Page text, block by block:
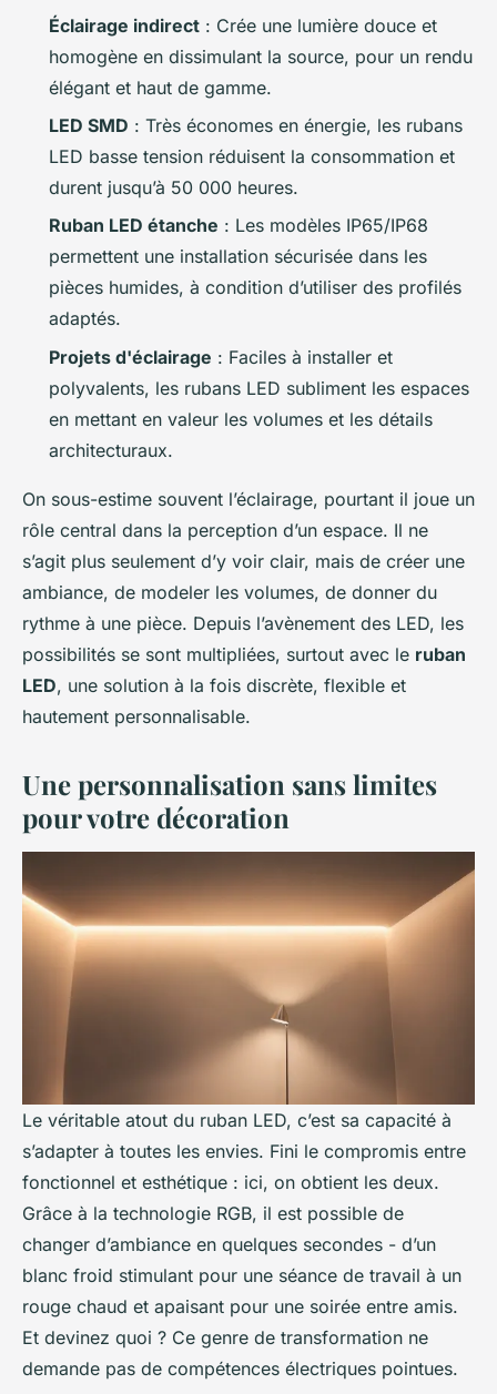
Éclairage indirect : Crée une lumière douce et
homogène en dissimulant la source, pour un rendu
élégant et haut de gamme.
LED SMD : Très économes en énergie, les rubans
LED basse tension réduisent la consommation et
durent jusqu’à 50 000 heures.
Ruban LED étanche : Les modèles IP65/IP68
permettent une installation sécurisée dans les
pièces humides, à condition d’utiliser des profilés
adaptés.
Projets d'éclairage : Faciles à installer et
polyvalents, les rubans LED subliment les espaces
en mettant en valeur les volumes et les détails
architecturaux.
On sous-estime souvent l’éclairage, pourtant il joue un
rôle central dans la perception d’un espace. Il ne
s’agit plus seulement d’y voir clair, mais de créer une
ambiance, de modeler les volumes, de donner du
rythme à une pièce. Depuis l’avènement des LED, les
possibilités se sont multipliées, surtout avec le ruban
LED, une solution à la fois discrète, flexible et
hautement personnalisable.
Une personnalisation sans limites
pour votre décoration
Le véritable atout du ruban LED, c’est sa capacité à
s’adapter à toutes les envies. Fini le compromis entre
fonctionnel et esthétique : ici, on obtient les deux.
Grâce à la technologie RGB, il est possible de
changer d’ambiance en quelques secondes - d’un
blanc froid stimulant pour une séance de travail à un
rouge chaud et apaisant pour une soirée entre amis.
Et devinez quoi ? Ce genre de transformation ne
demande pas de compétences électriques pointues.